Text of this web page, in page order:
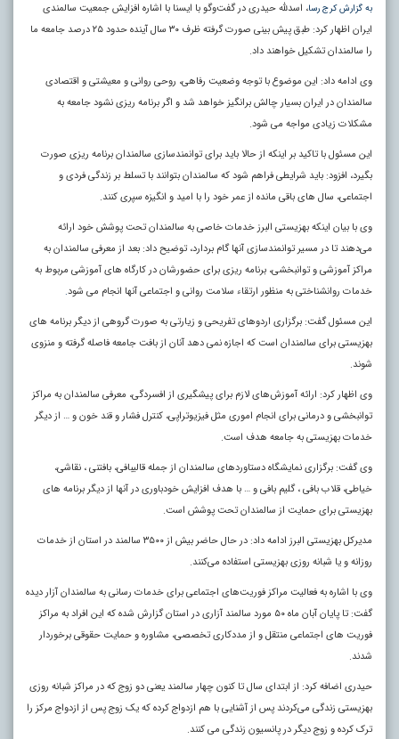
به گزارش کرج رسا، اسدلله حیدری در گفت‌وگو با ایسنا با اشاره افزایش جمعیت سالمندی
ایران اظهار کرد: طبق پیش بینی صورت گرفته ظرف ۳۰ سال آینده حدود ۲۵ درصد جامعه ما
را سالمندان تشکیل خواهند داد.
وی ادامه داد: این موضوع با توجه وضعیت رفاهی، روحی روانی و معیشتی و اقتصادی
سالمندان در ایران بسیار چالش برانگیز خواهد شد و اگر برنامه ریزی نشود جامعه به
مشکلات زیادی مواجه می شود.
این مسئول با تاکید بر اینکه از حالا باید برای توانمندسازی سالمندان برنامه ریزی صورت
بگیرد، افزود: باید شرایطی فراهم شود که سالمندان بتوانند با تسلط بر زندگی فردی و
اجتماعی، سال‌ های باقی مانده از عمر خود را با امید و انگیزه سپری کنند.
وی با بیان اینکه بهزیستی البرز خدمات خاصی به سالمندان تحت پوشش خود ارائه
می‌دهند تا در مسیر توانمندسازی آنها گام بردارد، توضیح داد: بعد از معرفی سالمندان به
مراکز آموزشی و توانبخشی، برنامه ریزی برای حضورشان در کارگاه‌ های آموزشی مربوط به
خدمات روانشناختی به منظور ارتقاء سلامت روانی و اجتماعی آنها انجام می شود.
این مسئول گفت: برگزاری اردوهای تفریحی و زیارتی به صورت گروهی از دیگر برنامه های
بهزیستی برای سالمندان است که اجازه نمی دهد آنان از بافت جامعه فاصله گرفته و منزوی
شوند.
وی اظهار کرد: ارائه آموزش‌های لازم برای پیشگیری از افسردگی، معرفی سالمندان به مراکز
توانبخشی و درمانی برای انجام اموری مثل فیزیوتراپی، کنترل فشار و قند خون و … از دیگر
خدمات بهزیستی به جامعه هدف است.
وی گفت: برگزاری نمایشگاه دستاوردهای سالمندان از جمله قالیبافی، بافتنی ، نقاشی،
خیاطی، قلاب بافی ، گلیم بافی و … با هدف افزایش خودباوری در آنها از دیگر برنامه های
بهزیستی برای حمایت از سالمندان تحت پوشش است.
مدیرکل بهزیستی البرز ادامه داد: در حال حاضر بیش از ۳۵۰۰ سالمند در استان از خدمات
روزانه و یا شبانه روزی بهزیستی استفاده می‌کنند.
وی با اشاره به فعالیت مراکز فوریت‌های اجتماعی برای خدمات رسانی به سالمندان آزار دیده
گفت: تا پایان آبان ماه ۵۰ مورد سالمند آزاری در استان گزارش شده که این افراد به مراکز
فوریت‌ های اجتماعی منتقل و از مددکاری تخصصی، مشاوره و حمایت حقوقی برخوردار
شدند.
حیدری اضافه کرد: از ابتدای سال تا کنون چهار سالمند یعنی دو زوج که در مراکز شبانه روزی
بهزیستی زندگی می‌کردند پس از آشنایی با هم ازدواج کرده که یک زوج پس از ازدواج مرکز را
ترک کرده و زوج دیگر در پانسیون زندگی می کنند.